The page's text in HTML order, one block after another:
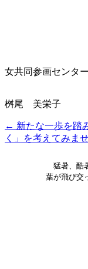
北
女共同参画センタ
桝尾 美栄子
投
稿
← 新たな一歩を踏
く」を考えてみま
猛暑、酷
葉が飛び交